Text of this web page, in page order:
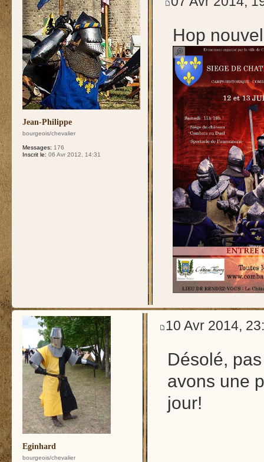
Jean-Philippe
bourgeois/chevalier
Messages: 176
Inscrit le: 06 Avr 2012, 14:31
Hop
Eginhard
bourgeois/chevalier
10 Avr 2014,
Désolé,
avons une
jour!